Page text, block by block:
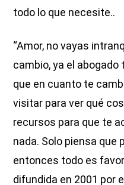
todo lo que necesite..
“Amor, no vayas
cambio, ya el
que en cuanto te
visitar para ver qué
recursos para que te
nada. Solo piensa que
entonces todo es
difundida en 2001 por